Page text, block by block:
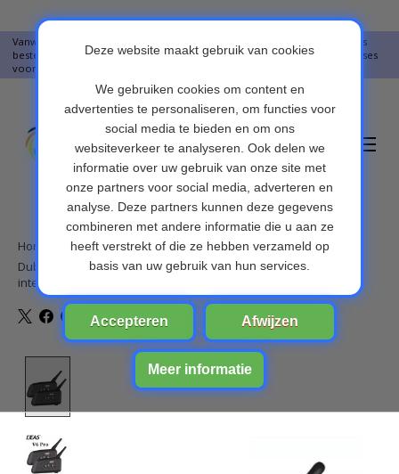
Vanwege vakantie worden er op moment geen pakketjes verstuurd. Alles
bestellingen vanaf 09-07-2026 word op 10-08-2026 verzonden. Onze excuses
voor het ongemak. Bedankt voor u begrip.
Verlanglijst
Home
Dubbele set EJEAS Waterproof V6 pro full duplex bluetooth helm
intercom headset interphone voor motorfiets
Product image slideshow Items